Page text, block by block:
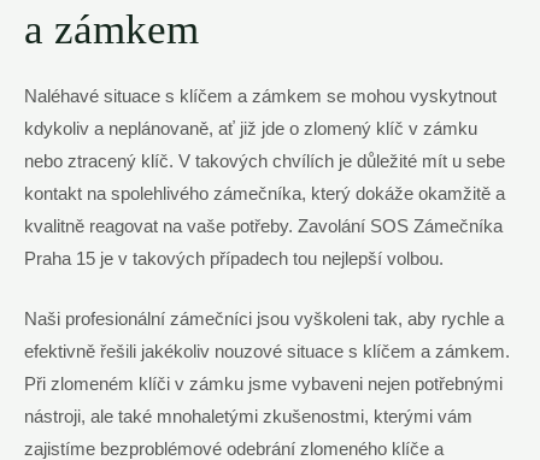
a zámkem
Naléhavé situace s klíčem a zámkem se mohou vyskytnout
kdykoliv a neplánovaně, ať již jde o zlomený klíč v zámku
nebo ztracený klíč. V takových chvílích je důležité mít u sebe
kontakt na spolehlivého zámečníka, který dokáže okamžitě a
kvalitně reagovat na vaše potřeby. Zavolání SOS Zámečníka
Praha 15 je v takových případech tou nejlepší volbou.
Naši profesionální zámečníci jsou vyškoleni tak, aby rychle a
efektivně řešili jakékoliv nouzové situace s klíčem a zámkem.
Při zlomeném klíči v zámku jsme vybaveni nejen potřebnými
nástroji, ale také mnohaletými zkušenostmi, kterými vám
zajistíme bezproblémové odebrání zlomeného klíče a